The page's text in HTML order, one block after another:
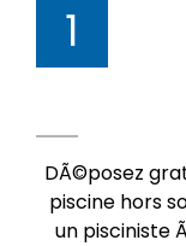
1
DÃ©posez
piscine hors
un pisciniste